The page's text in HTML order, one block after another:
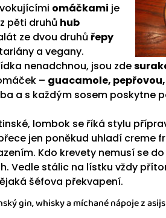
omáčkami je
z pěti druhů hub
ze dvou druhů řepy
a vegany.
nenadchnou, jsou zde
– guacamole, pepřovou,
a s každým sosem poskytne
lombok se říká stylu
jen poněkud uhladí creme
Kdo krevety nemusí se
Vedle stálic na lístku vždy
šéfova překvapení.
gin, whisky a míchané nápoje z